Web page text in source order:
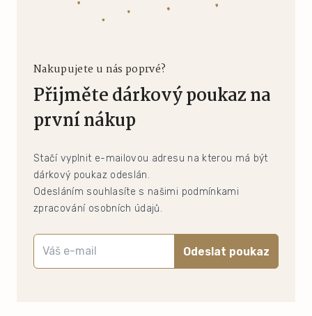
Nakupujete u nás poprvé?
Přijměte dárkový poukaz na
první nákup
Stačí vyplnit e-mailovou adresu na kterou má být
dárkový poukaz odeslán.
Odesláním souhlasíte s našimi podmínkami
zpracování osobních údajů.
Odeslat poukaz